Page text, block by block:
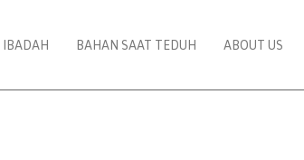
IBADAH BAHAN SAAT TEDUH ABOUT US